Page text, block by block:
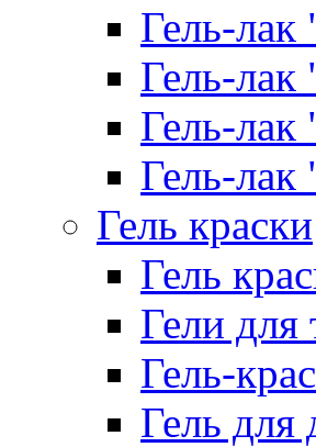
Гель-
Гель-
Гель-
Гель-
Гель краски
Гель
Гели для
Гель-
Гель для